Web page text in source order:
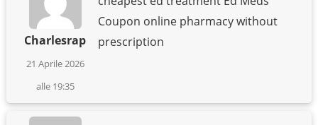
Charlesrap
21 Aprile 2026
alle 19:35
Coupon online pharmacy without
prescription